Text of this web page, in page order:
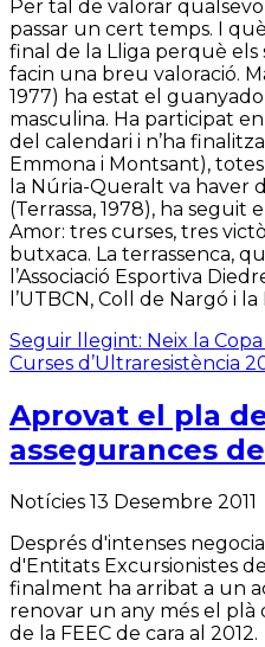
Per tal de valorar
passar un cert temps. I
final de la Lliga perquè els
facin una breu valoració.
1977) ha estat el
masculina. Ha participat
del calendari i n’ha
Emmona i Montsant),
la Núria-Queralt va haver
(Terrassa, 1978), ha
Amor: tres curses, tres
butxaca. La terrassenca,
l’Associació Esportiva
l’UTBCN, Coll de Nargó i
Seguir llegint: Neix la
Curses d’Ultraresistència
Aprovat el pla
assegurances
Notícies 13 Desembre 2011
Després d'intenses
d'Entitats Excursionistes
finalment ha arribat a un
renovar un any més el plà
de la FEEC de cara al 2012.